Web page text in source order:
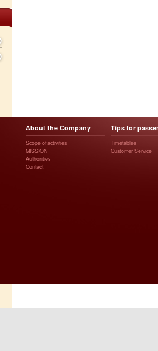
About the Company
Scope of activities
MISSION
Authorities
Contact
Tips for
Timetables
Customer Service